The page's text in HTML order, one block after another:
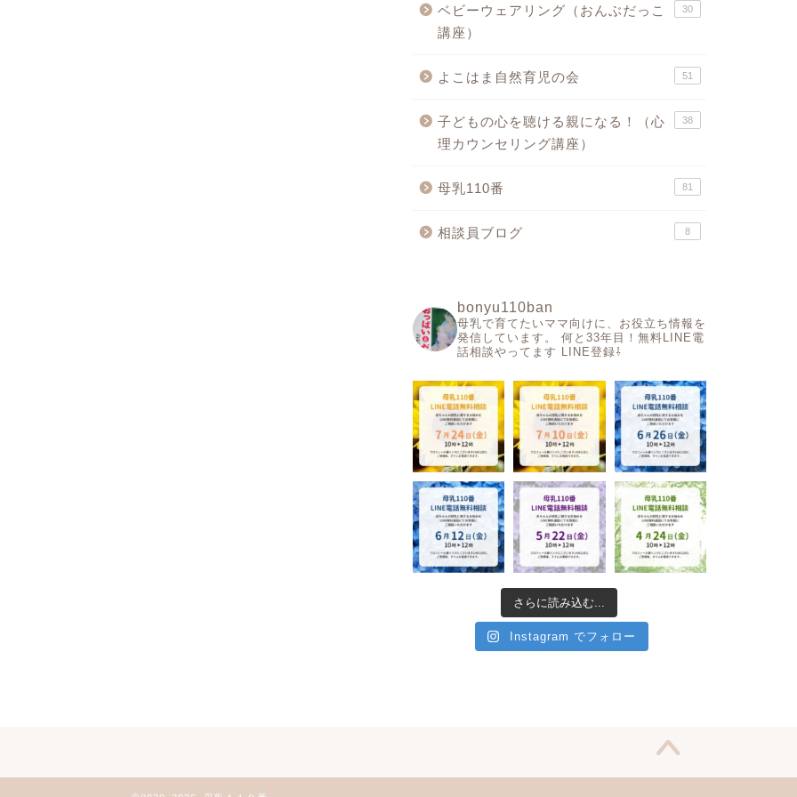
ベビーウェアリング（おんぶだっこ
講座）
30
よこはま自然育児の会 51
子どもの心を聴ける親になる！（心
理カウンセリング講座）
38
母乳110番 81
相談員ブログ 8
bonyu110ban
母乳で育てたいママ向けに、お役立ち情報を
発信しています。
何と33年目！無料LINE電
話相談やってます LINE登録⇩
さらに読み込む...
Instagram でフォロー